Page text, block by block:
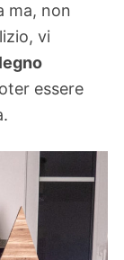
ma, non
vi
essere